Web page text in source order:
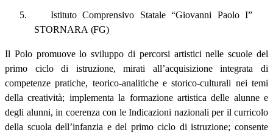
5. Istituto Comprensivo Statale “Giovanni Paolo I”
STORNARA (FG)
Il Polo promuove lo sviluppo di percorsi artistici nelle scuole del
primo ciclo di istruzione, mirati all’acquisizione integrata di
competenze pratiche, teorico-analitiche e storico-culturali nei temi
della creatività; implementa la formazione artistica delle alunne e
degli alunni, in coerenza con le Indicazioni nazionali per il curricolo
della scuola dell’infanzia e del primo ciclo di istruzione; consente